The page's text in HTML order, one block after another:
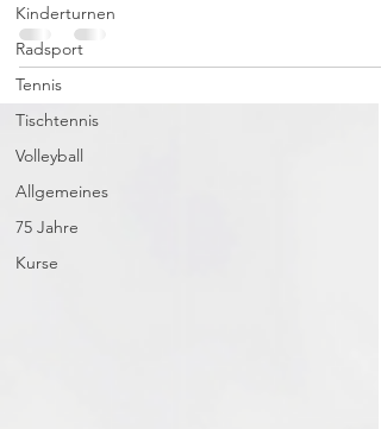
Kinderturnen
Radsport
Tennis
Tischtennis
Volleyball
Allgemeines
75 Jahre
Kurse
Szenen und unglaublich viel...